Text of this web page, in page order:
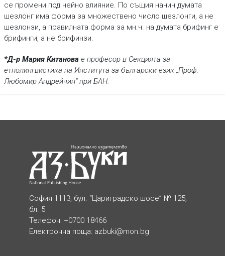
се промени под нейно влияние. По същия начин думата
шезлонг има форма за множествено число шезлонги, а не
шезлонзи, а правилната форма за мн.ч. на думата брифинг е
брифинги, а не брифинзи.
*Д-р Мария Китановае професор в Секцията за
етнолингвистика на Института за български език „Проф.
Любомир Андрейчин“ при БАН.
София 1113, бул. “Цариградско шосе” № 125,
бл. 5
Телефон: +0700 18466
Електронна поща: azbuki@mon.bg